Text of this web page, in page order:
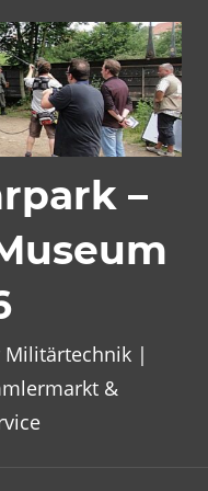
–
Militärtechnik |
&